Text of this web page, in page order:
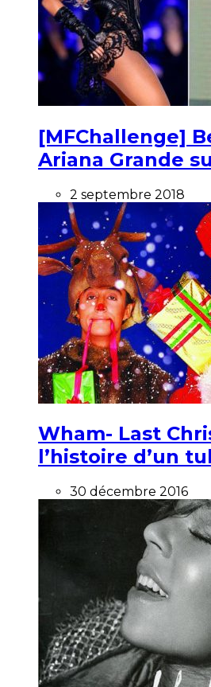
[MFChallenge]
Ariana Grande
2 septembre 2018
Wham- Last
l’histoire d’un
30 décembre 2016